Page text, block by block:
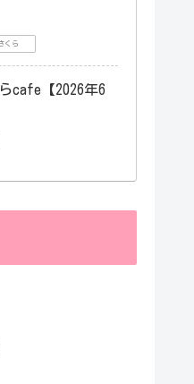
くら
cafe【2026年6